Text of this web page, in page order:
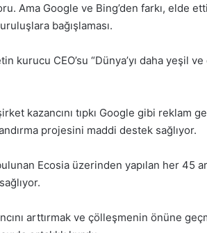
Ama Google ve Bing’den farkı, elde
bağışlaması.
kurucu CEO’su “Dünya’yı daha yeşil
kazancını tıpkı Google gibi reklam
projesini maddi destek sağlıyor.
Ecosia üzerinden yapılan her 45
arttırmak ve çölleşmenin önüne